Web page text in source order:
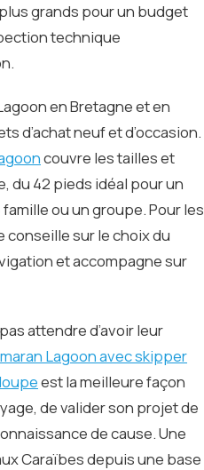
grands pour un budget
technique
en Bretagne et en
d’achat neuf et d’occasion.
couvre les tailles et
du 42 pieds idéal pour un
ou un groupe. Pour les
conseille sur le choix du
et accompagne sur
attendre d’avoir leur
Lagoon avec skipper
est la meilleure façon
de valider son projet de
de cause. Une
Caraïbes depuis une base